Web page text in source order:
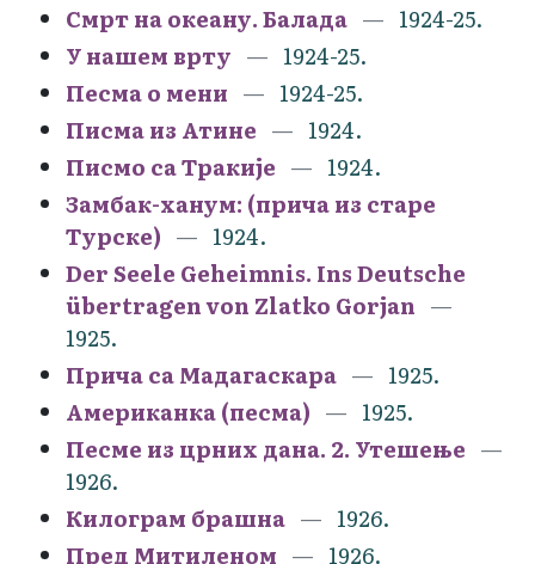
Смрт на океану. Балада
1924-25.
У нашем врту
1924-25.
Песма о мени
1924-25.
Писма из Атине
1924.
Писмо са Тракије
1924.
Замбак-ханум: (прича из старе
Турске)
1924.
Der Seele Geheimnis. Ins Deutsche
übertragen von Zlatko Gorjan
1925.
Прича са Мадагаскара
1925.
Американка (песма)
1925.
Песме из црних дана. 2. Утешење
1926.
Килограм брашна
1926.
Пред Митиленом
1926.